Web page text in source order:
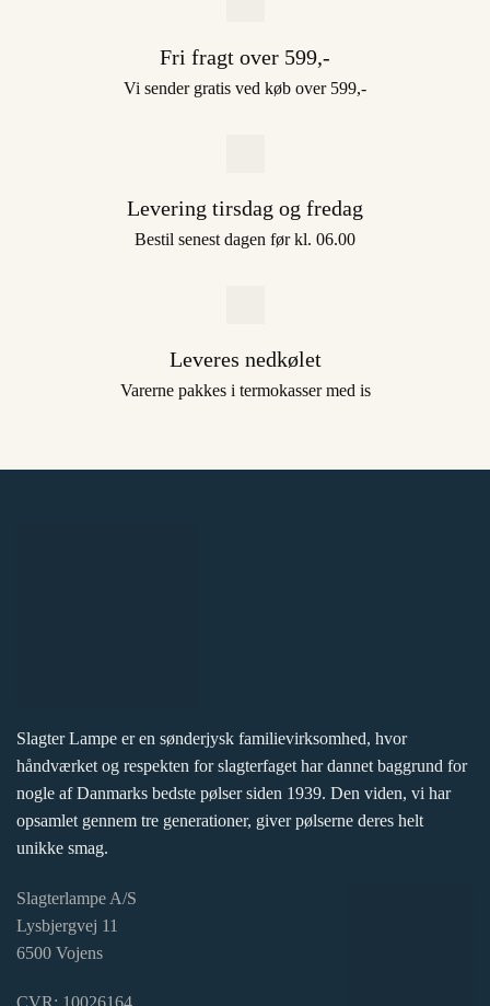
Fri fragt over 599,-
Vi sender gratis ved køb over 599,-
Levering tirsdag og fredag
Bestil senest dagen før kl. 06.00
Leveres nedkølet
Varerne pakkes i termokasser med is
Slagter Lampe er en sønderjysk familievirksomhed, hvor
håndværket og respekten for slagterfaget har dannet baggrund for
nogle af Danmarks bedste pølser siden 1939. Den viden, vi har
opsamlet gennem tre generationer, giver pølserne deres helt
unikke smag.
Slagterlampe A/S
Lysbjergvej 11
6500 Vojens